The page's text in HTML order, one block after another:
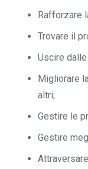
Rafforzare
Trovare il
Uscire
Migliorare
altri;
Gestire le
Gestire